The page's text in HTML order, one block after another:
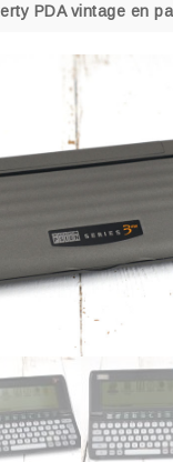
PDA vintage en